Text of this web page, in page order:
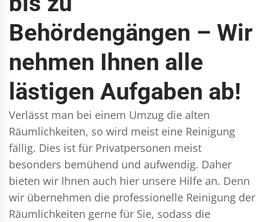
Behördengängen – Wir
nehmen Ihnen alle
lästigen Aufgaben ab!
Verlässt man bei einem Umzug die alten
Räumlichkeiten, so wird meist eine Reinigung
fällig. Dies ist für Privatpersonen meist
besonders bemühend und aufwendig. Daher
bieten wir Ihnen auch hier unsere Hilfe an. Denn
wir übernehmen die professionelle Reinigung der
Räumlichkeiten gerne für Sie, sodass die